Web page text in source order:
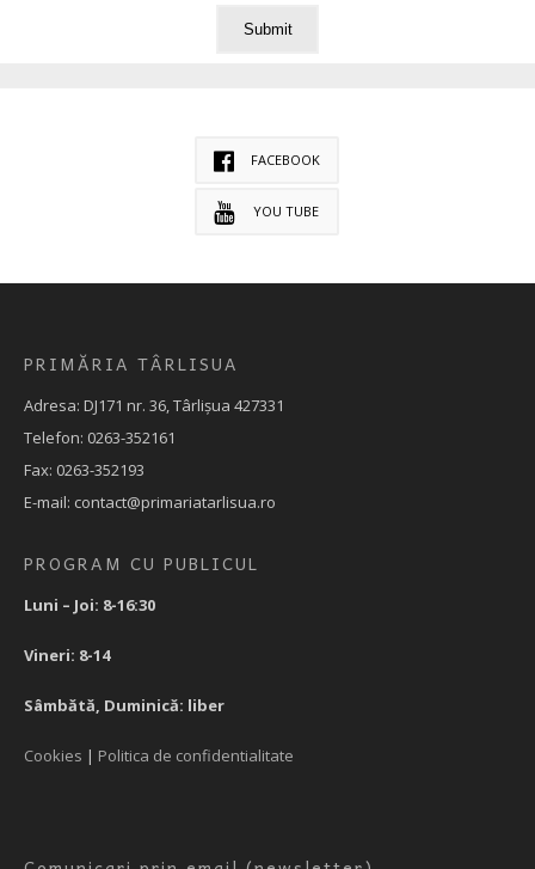
FACEBOOK
YOU TUBE
PRIMĂRIA TÂRLISUA
Adresa: DJ171 nr. 36, Târlișua 427331
Telefon: 0263-352161
Fax: 0263-352193
E-mail: contact@primariatarlisua.ro
PROGRAM CU PUBLICUL
Luni – Joi: 8-16:30
Vineri: 8-14
Sâmbătă, Duminică: liber
Cookies | Politica de confidentialitate